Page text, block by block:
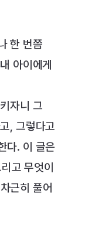
한 번쯤
아이에게
자니 그
, 그렇다고
다. 이 글은
고 무엇이
근히 풀어